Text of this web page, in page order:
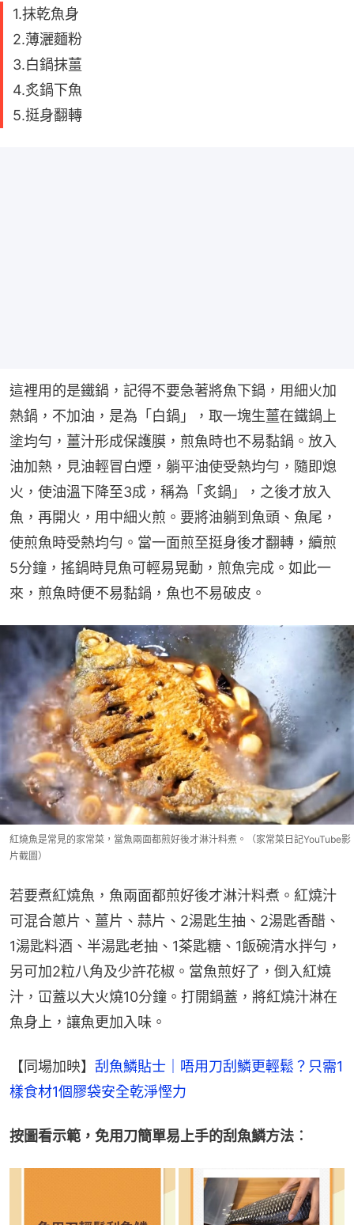
1.抹乾魚身
2.薄灑麵粉
3.白鍋抹薑
4.炙鍋下魚
5.挺身翻轉
這裡用的是鐵鍋，記得不要急著將魚下鍋，用細火加
熱鍋，不加油，是為「白鍋」，取一塊生薑在鐵鍋上
塗均勻，薑汁形成保護膜，煎魚時也不易黏鍋。放入
油加熱，見油輕冒白煙，躺平油使受熱均勻，隨即熄
火，使油溫下降至3成，稱為「炙鍋」，之後才放入
魚，再開火，用中細火煎。要將油躺到魚頭、魚尾，
使煎魚時受熱均勻。當一面煎至挺身後才翻轉，續煎
5分鐘，搖鍋時見魚可輕易晃動，煎魚完成。如此一
來，煎魚時便不易黏鍋，魚也不易破皮。
紅燒魚是常見的家常菜，當魚兩面都煎好後才淋汁料煮。（家常菜日記YouTube影
片截圖）
若要煮紅燒魚，魚兩面都煎好後才淋汁料煮。紅燒汁
可混合蔥片、薑片、蒜片、2湯匙生抽、2湯匙香醋、
1湯匙料酒、半湯匙老抽、1茶匙糖、1飯碗清水拌勻，
另可加2粒八角及少許花椒。當魚煎好了，倒入紅燒
汁，冚蓋以大火燒10分鐘。打開鍋蓋，將紅燒汁淋在
魚身上，讓魚更加入味。
【同場加映】 刮魚鱗貼士｜唔用刀刮鱗更輕鬆？只需1
樣食材1個膠袋安全乾淨慳力
按圖看示範，免用刀簡單易上手的刮魚鱗方法︰